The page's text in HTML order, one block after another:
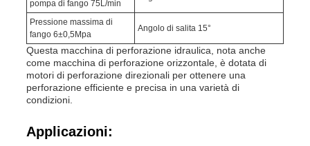
pompa di fango 75L/min
Pressione massima di
fango 6±0,5Mpa
Angolo di salita 15°
Questa macchina di perforazione idraulica, nota anche
come macchina di perforazione orizzontale, è dotata di
motori di perforazione direzionali per ottenere una
perforazione efficiente e precisa in una varietà di
condizioni.
Applicazioni: